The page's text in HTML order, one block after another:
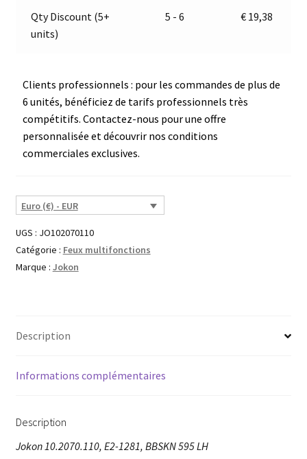
Qty Discount (5+
units)
5 - 6 € 19,38
Clients professionnels : pour les commandes de plus de
6 unités, bénéficiez de tarifs professionnels très
compétitifs. Contactez-nous pour une offre
personnalisée et découvrir nos conditions
commerciales exclusives.
Euro (€) - EUR
UGS : JO102070110
Catégorie : Feux multifonctions
Marque : Jokon
Description
Informations complémentaires
Description
Jokon 10.2070.110, E2-1281, BBSKN 595 LH